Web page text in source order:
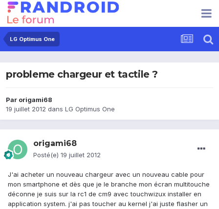
LG Optimus One
probleme chargeur et tactile ?
Par origami68
19 juillet 2012 dans LG Optimus One
origami68
Posté(e) 19 juillet 2012
J'ai acheter un nouveau chargeur avec un nouveau cable pour
mon smartphone et dès que je le branche mon écran multitouche
déconne je suis sur la rc1 de cm9 avec touchwizux installer en
application system. j'ai pas toucher au kernel j'ai juste flasher un